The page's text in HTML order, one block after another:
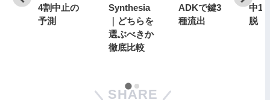
4割中止の
予測
Synthesia
｜どちらを
選ぶべきか
徹底比較
ADKで鍵3
種流出
中19
脱
SHARE